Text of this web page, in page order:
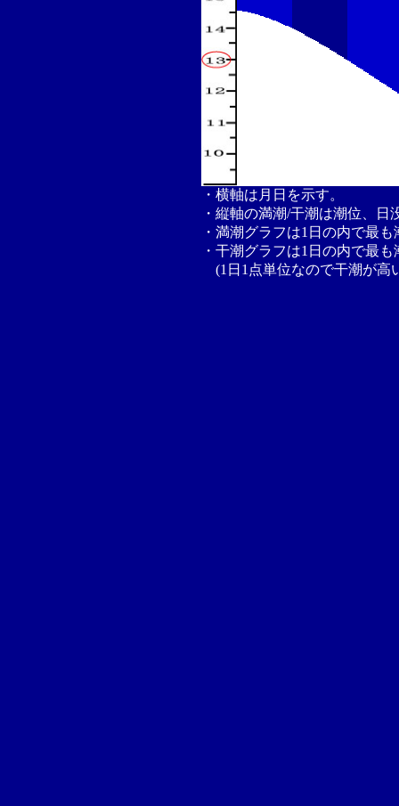
・横軸は月日を示す。
・縦軸の満潮/干潮は潮位、
・満潮グラフは1日の内で最
・干潮グラフは1日の内で最
(1日1点単位なので干潮が高